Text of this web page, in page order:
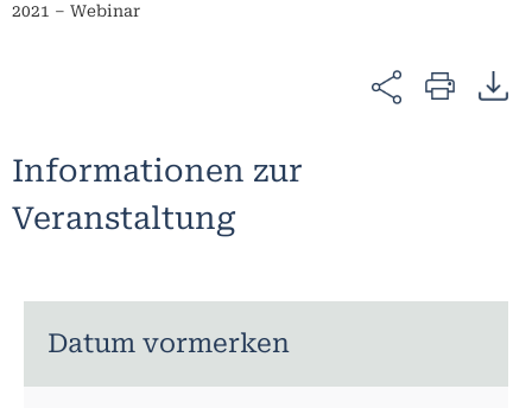
2021 – Webinar
Informationen zur
Veranstaltung
Datum vormerken